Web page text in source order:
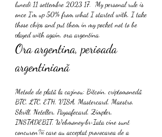
lunedì 11 settembre 2023 17.  My personal rule is
once I'm up 50% from what I started with, I take
those chips and put them in my pocket not to be
played with again, ora argentina.
Ora argentina, perioada
argentiniană
Metode de plată la cazinou: Bitcoin, criptomonedă
BTC, LTC, ETH, VISA, Mastercard, Maestro,
Skrill, Neteller, Paysafecard, Zimpler,
INSTADEBIT, Webmoney<br>Iata cine sunt
concuren?ii care au acceptat provocarea de a